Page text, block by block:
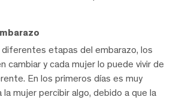
diferentes etapas del embarazo, los
cambiar y cada mujer lo puede vivir de
En los primeros días es muy
la mujer percibir algo, debido a que la